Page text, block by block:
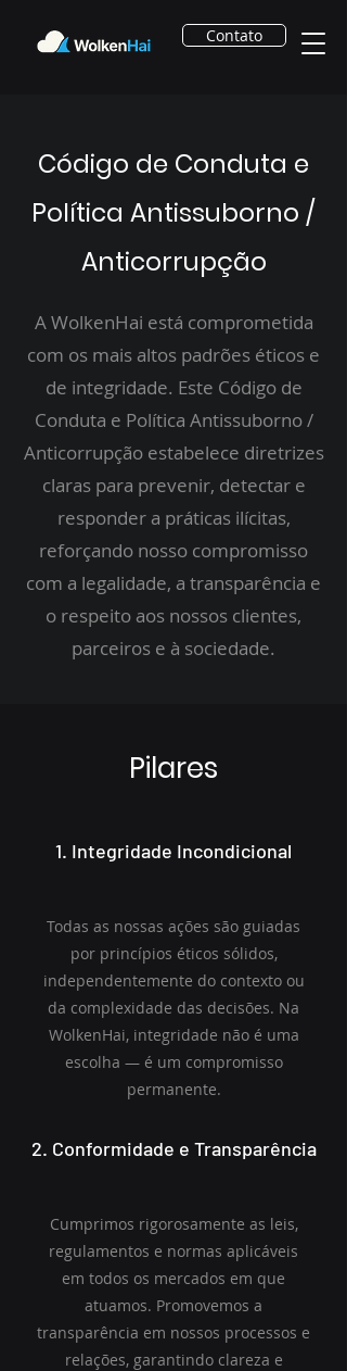
Contato
Código de Conduta e
Política Antissuborno /
Anticorrupção
A WolkenHai está comprometida
com os mais altos padrões éticos e
de integridade. Este Código de
Conduta e Política Antissuborno /
Anticorrupção estabelece diretrizes
claras para prevenir, detectar e
responder a práticas ilícitas,
reforçando nosso compromisso
com a legalidade, a transparência e
o respeito aos nossos clientes,
parceiros e à sociedade.
Pilares
1. Integridade Incondicional
Todas as nossas ações são guiadas
por princípios éticos sólidos,
independentemente do contexto ou
da complexidade das decisões. Na
WolkenHai, integridade não é uma
escolha — é um compromisso
permanente.
2. Conformidade e Transparência
Cumprimos rigorosamente as leis,
regulamentos e normas aplicáveis
em todos os mercados em que
atuamos. Promovemos a
transparência em nossos processos e
relações, garantindo clareza e